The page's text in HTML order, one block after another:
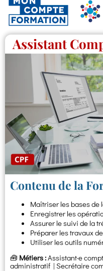
Assistant
Contenu de la
Maîtriser les bases de
Enregistrer les
Assurer le suivi de la
Préparer les travaux
Utiliser les outils
🧰 Métiers :Assistant·e
administratif | Secrétaire